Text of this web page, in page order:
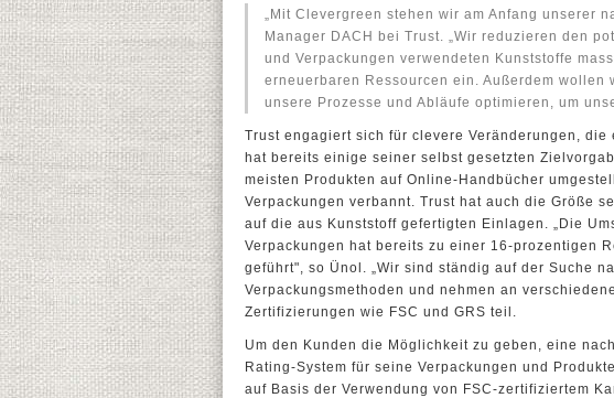
„Mit Clevergreen stehen wir am Anfang unserer
Manager DACH bei Trust. „Wir reduzieren den
und Verpackungen verwendeten Kunststoffe
erneuerbaren Ressourcen ein. Außerdem
unsere Prozesse und Abläufe optimieren, um
Trust engagiert sich für clevere Veränderungen,
hat bereits einige seiner selbst gesetzten
meisten Produkten auf Online-Handbücher
Verpackungen verbannt. Trust hat auch die Größe
auf die aus Kunststoff gefertigten Einlagen. „Die
Verpackungen hat bereits zu einer 16-prozentigen
geführt", so Ünol. „Wir sind ständig auf der Suche
Verpackungsmethoden und nehmen an
Zertifizierungen wie FSC und GRS teil.
Um den Kunden die Möglichkeit zu geben, eine
Rating-System für seine Verpackungen und
auf Basis der Verwendung von FSC-zertifiziertem